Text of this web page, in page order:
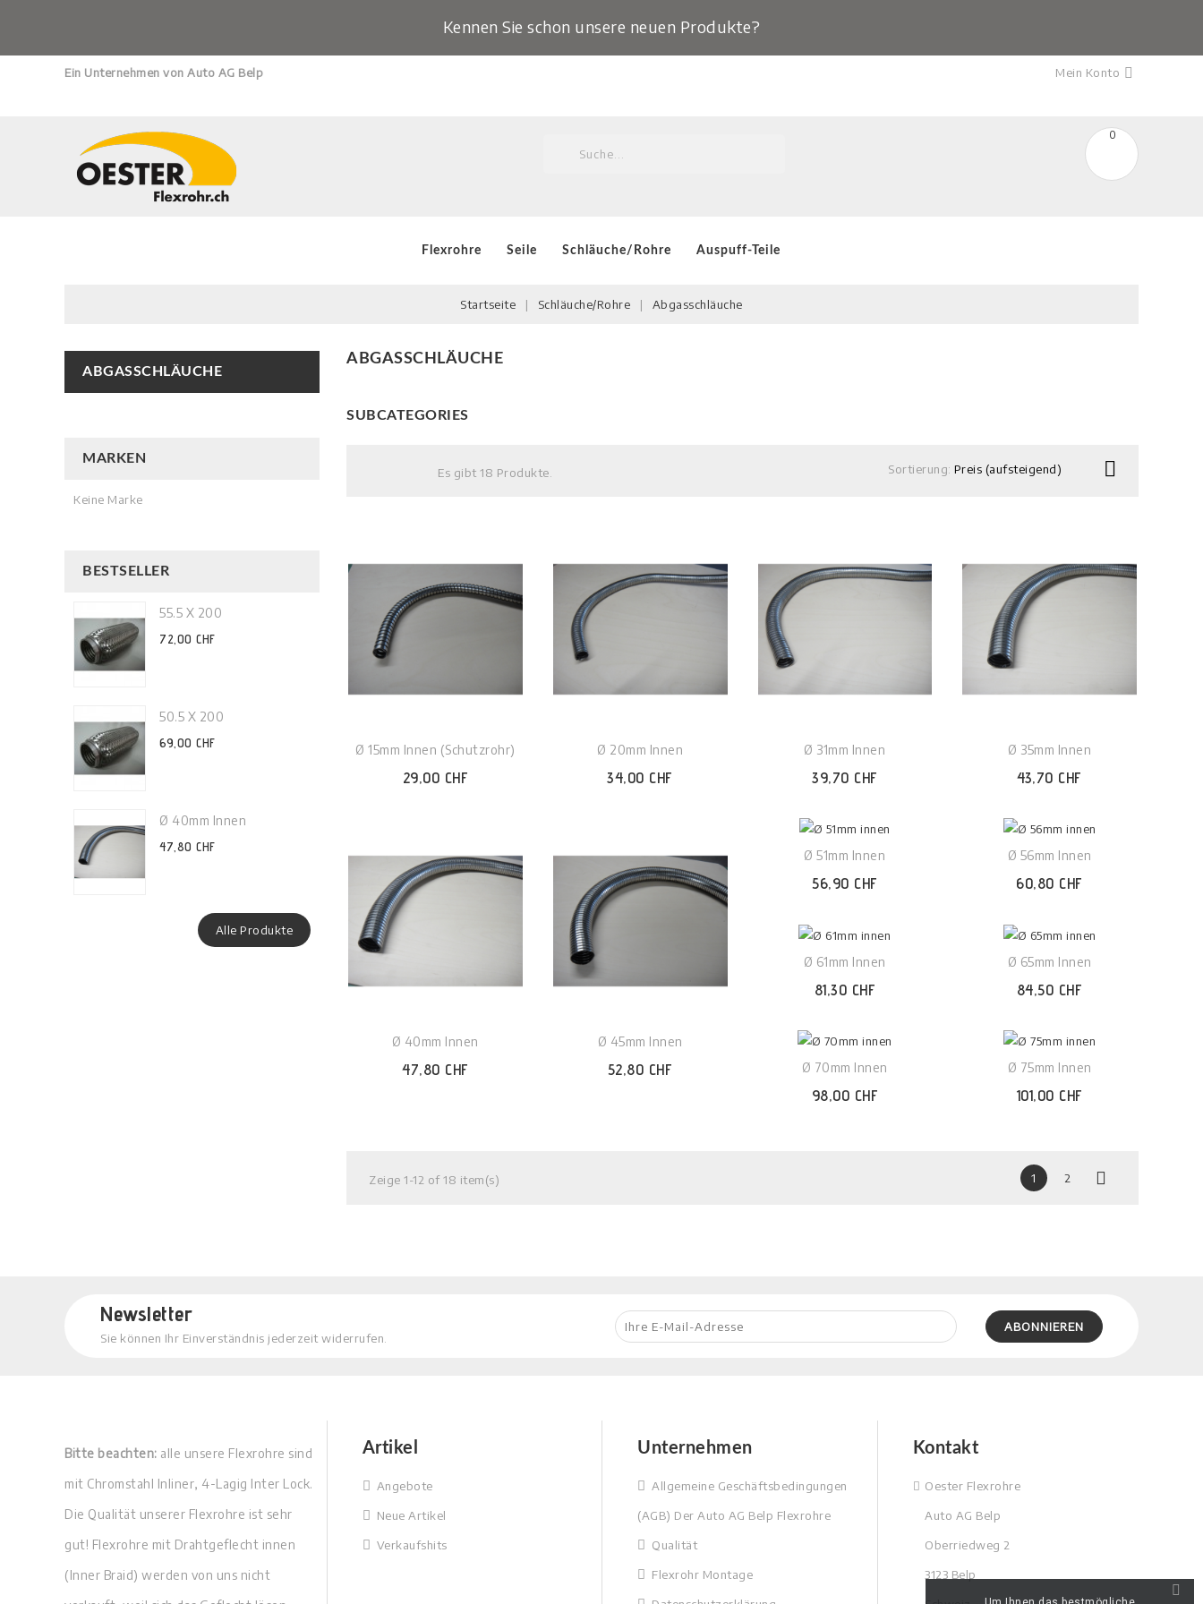
Kennen Sie schon unsere neuen Produkte?
Ein Unternehmen von Auto AG Belp Mein Konto 
0
Flexrohre Seile Schläuche/Rohre Auspuff-Teile
Startseite Schläuche/Rohre Abgasschläuche
ABGASSCHLÄUCHE
MARKEN
Keine Marke
BESTSELLER
55.5 X 200
72,00 CHF
50.5 X 200
69,00 CHF
Ø 40mm Innen
47,80 CHF
Alle Produkte
ABGASSCHLÄUCHE
SUBCATEGORIES
Es gibt 18 Produkte. Sortierung: Preis (aufsteigend) 
Ø 15mm Innen (Schutzrohr)
29,00 CHF
Ø 20mm Innen
34,00 CHF
Ø 31mm Innen
39,70 CHF
Ø 35mm Innen
43,70 CHF
Ø 40mm Innen
47,80 CHF
Ø 45mm Innen
52,80 CHF
Ø 51mm Innen
56,90 CHF
Ø 56mm Innen
60,80 CHF
Ø 61mm Innen
81,30 CHF
Ø 65mm Innen
84,50 CHF
Ø 70mm Innen
98,00 CHF
Ø 75mm Innen
101,00 CHF
Zeige 1-12 of 18 item(s) 1 2 
Newsletter
Sie können Ihr Einverständnis jederzeit widerrufen.
Bitte beachten: alle unsere Flexrohre sind
mit Chromstahl Inliner, 4-Lagig Inter Lock.
Die Qualität unserer Flexrohre ist sehr
gut! Flexrohre mit Drahtgeflecht innen
(Inner Braid) werden von uns nicht
Artikel
Angebote
Neue Artikel
Verkaufshits
Unternehmen
Allgemeine Geschäftsbedingungen
(AGB) Der Auto AG Belp Flexrohre
Qualität
Flexrohr Montage
Kontakt
Oester Flexrohre
Auto AG Belp
Oberriedweg 2
3123 Belp